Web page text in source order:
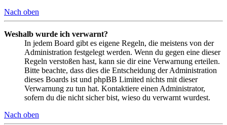
Nach oben
Weshalb wurde ich verwarnt?
In jedem Board gibt es eigene Regeln, die meistens von der
Administration festgelegt werden. Wenn du gegen eine dieser
Regeln verstoßen hast, kann sie dir eine Verwarnung erteilen.
Bitte beachte, dass dies die Entscheidung der Administration
dieses Boards ist und phpBB Limited nichts mit dieser
Verwarnung zu tun hat. Kontaktiere einen Administrator,
sofern du die nicht sicher bist, wieso du verwarnt wurdest.
Nach oben